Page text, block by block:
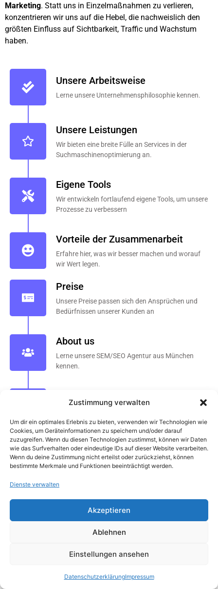
Zustimmung verwalten
Um dir ein optimales Erlebnis zu bieten, verwenden wir Technologien wie
Cookies, um Geräteinformationen zu speichern und/oder darauf
zuzugreifen. Wenn du diesen Technologien zustimmst, können wir Daten
wie das Surfverhalten oder eindeutige IDs auf dieser Website verarbeiten.
Wenn du deine Zustimmung nicht erteilst oder zurückziehst, können
bestimmte Merkmale und Funktionen beeinträchtigt werden.
Dienste verwalten
Akzeptieren
Ablehnen
Einstellungen ansehen
DatenschutzerklärungImpressum
Marketing. Statt uns in Einzelmaßnahmen zu verlieren,
konzentrieren wir uns auf die Hebel, die nachweislich den
größten Einfluss auf Sichtbarkeit, Traffic und Wachstum
haben.
Unsere Arbeitsweise
Lerne unsere Unternehmensphilosophie kennen.
Unsere Leistungen
Wir bieten eine breite Fülle an Services in der
Suchmaschinenoptimierung an.
Eigene Tools
Wir entwickeln fortlaufend eigene Tools, um unsere
Prozesse zu verbessern
Vorteile der Zusammenarbeit
Erfahre hier, was wir besser machen und worauf
wir Wert legen.
Preise
Unsere Preise passen sich den Ansprüchen und
Bedürfnissen unserer Kunden an
About us
Lerne unsere SEM/SEO Agentur aus München
kennen.
Ablauf
Wie kombinieren wir
SEO, SEM und GEO
zu einer
ganzheitlichen
Strategie?
SEMSEO Solutions arbeitet nicht nach Schema F.